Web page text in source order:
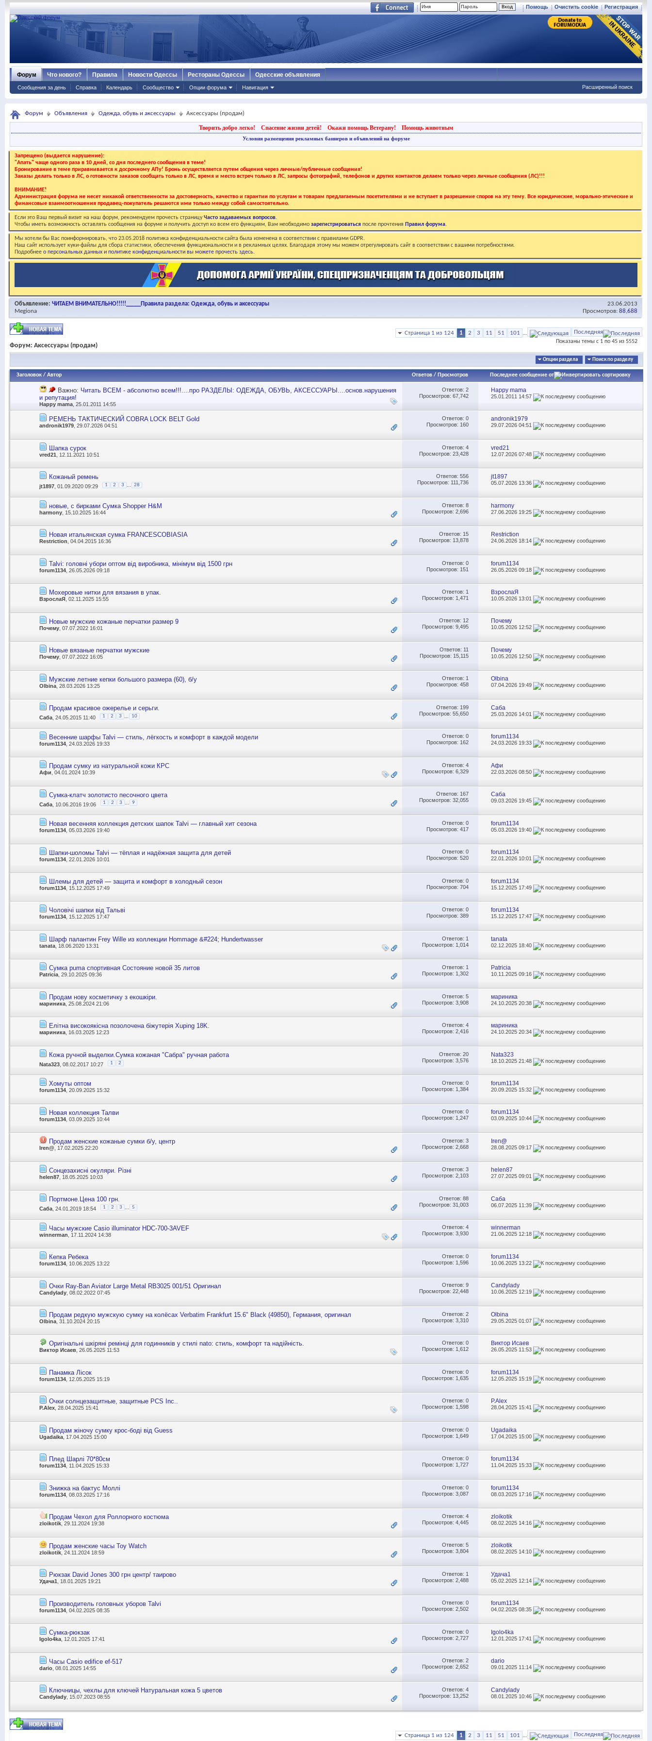
Регистрация
Очистить cookie
Помощь
Форум
Сообщения за день Справка Календарь Сообщество Опции форума Навигация
Что нового? Правила Новости Одессы Рестораны Одессы Одесские объявления
Расширенный поиск
Форум Объявления Одежда, обувь и аксессуары Аксессуары (продам)
Творить добро легко! Спасение жизни детей! Окажи помощь Ветерану! Помощь животным
Условия размещения рекламных баннеров и объявлений на форуме
Запрещено (выдается нарушение):
"Апать" чаще одного раза в 10 дней, со дня последнего сообщения в теме!
Бронирование в теме приравнивается к досрочному АПу! Бронь осуществляется путем общения через личные/публичные сообщения!
Заказы делать только в ЛС, о готовности заказов сообщать только в ЛС, время и место встреч только в ЛС, запросы фотографий, телефонов и других контактов делаем только через личные сообщения (ЛС)!!!
ВНИМАНИЕ!
Администрация форума не несет никакой ответственности за достоверность, качество и гарантии по услугам и товарам предлагаемым посетителями и не вступает в разрешение споров на эту тему. Все юридические, морально-этические и
финансовые взаимоотношения продавец-покупатель решаются ими только между собой самостоятельно.
Если это Ваш первый визит на наш форум, рекомендуем прочесть страницуЧасто задаваемых вопросов.
Чтобы иметь возможность оставлять сообщения на форуме и получить доступ ко всем его функциям, Вам необходимо зарегистрироваться после прочтения Правил форума.
Мы хотели бы Вас поинформировать, что 23.05.2018 политика конфиденциальности сайта была изменена в соответствии с правилами GDPR.
Наш сайт использует куки-файлы для сбора статистики, обеспечения функциональности и в рекламных целях. Благодаря этому мы можем отрегулировать сайт в соответствии с вашими потребностями.
Подробнее о персональных данных и политике конфиденциальности вы можете прочесть здесь.
Объявление: ЧИТАЕМ ВНИМАТЕЛЬНО!!!!!_____Правила раздела: Одежда, обувь и аксессуары
Megiona
23.06.2013
Просмотров: 88,688
Страница 1 из 124 1 2 3 11 51 101 ... Последняя
Показаны темы с 1 по 45 из 5552
Форум: Аксессуары (продам)
Опции раздела Поиск по разделу
Заголовок / Автор Ответов/ Просмотров Последнее сообщение от
Важно: Читать ВСЕМ - абсолютно всем!!!....про РАЗДЕЛЫ: ОДЕЖДА, ОБУВЬ, АКСЕССУАРЫ....основ.нарушения
и репутация!
Happy mama , 25.01.2011 14:55
Ответов: 2
Просмотров: 67,742
Happy mama
25.01.2011 14:57
РЕМЕНЬ ТАКТИЧЕСКИЙ COBRA LOCK BELT Gold
andronik1979, 29.07.2026 04:51
Ответов: 0
Просмотров: 160
andronik1979
29.07.202604:51
Шапка сурок
vred21 , 12.11.2021 10:51
Ответов: 4
Просмотров: 23,428
vred21
12.07.202607:48
Кожаный ремень
jt1897 , 01.09.2020 09:29 1 2 3 28
Ответов: 556
Просмотров: 111,736
jt1897
05.07.2026 13:36
новые, с бирками Сумка Shopper H&M
harmony , 15.10.2025 16:44
Ответов: 8
Просмотров: 2,696
harmony
27.06.2026 19:25
Новая итальянская сумка FRANCESCOBIASIA
Restriction , 04.04.2015 16:36
Ответов: 15
Просмотров: 13,878
Restriction
24.06.2026 18:14
Talvi: головні убори оптом від виробника, мінімум від 1500 грн
forum1134 , 26.05.2026 09:18
Ответов: 0
Просмотров: 151
forum1134
26.05.202609:18
Мохеровые нитки для вязания в упак.
ВзрослаЯ , 02.11.2025 15:55
Ответов: 1
Просмотров: 1,471
ВзрослаЯ
10.05.2026 13:01
Новые мужские кожаные перчатки размер 9
Почему , 07.07.2022 16:01
Ответов: 12
Просмотров: 9,495
Почему
10.05.202612:52
Новые вязаные перчатки мужские
Почему , 07.07.2022 16:05
Ответов: 11
Просмотров: 15,115
Почему
10.05.2026 12:50
Мужские летние кепки большого размера (60), б/у
Olbina , 28.03.2026 13:25
Ответов: 1
Просмотров: 458
Olbina
07.04.202619:49
Продам красивое ожерелье и серьги.
Саба , 24.05.2015 11:40 1 2 3 10
Ответов: 199
Просмотров: 55,650
Саба
25.03.2026 14:01
Весенние шарфы Talvi — стиль, лёгкость и комфорт в каждой модели
forum1134 , 24.03.2026 19:33
Ответов: 0
Просмотров: 162
forum1134
24.03.2026 19:33
Продам сумку из натуральной кожи КРС
Афи , 04.01.2024 10:39
Ответов: 4
Просмотров: 6,329
Афи
22.03.202608:50
Сумка-клатч золотисто песочного цвета
Саба , 10.06.2016 19:06 1 2 3 9
Ответов: 167
Просмотров: 32,055
Саба
09.03.2026 19:45
Новая весенняя коллекция детских шапок Talvi — главный хит сезона
forum1134 , 05.03.2026 19:40
Ответов: 0
Просмотров: 417
forum1134
05.03.2026 19:40
Шапки‑шоломы Talvi — тёплая и надёжная защита для детей
forum1134 , 22.01.2026 10:01
Ответов: 0
Просмотров: 520
forum1134
22.01.2026 10:01
Шлемы для детей — защита и комфорт в холодный сезон
forum1134 , 15.12.2025 17:49
Ответов: 0
Просмотров: 704
forum1134
15.12.2025 17:49
Чоловічі шапки від Тальві
forum1134, 15.12.2025 17:47
Ответов: 0
Просмотров: 389
forum1134
15.12.2025 17:47
Шарф палантин Frey Wille из коллекции Hommage &#224; Hundertwasser
tanata , 18.06.2020 13:31
Ответов: 1
Просмотров: 1,014
tanata
02.12.2025 18:40
Сумка puma спортивная Состояние новой 35 литов
Patricia , 29.10.2025 09:36
Ответов: 1
Просмотров: 1,302
Patricia
10.11.202509:16
Продам нову косметичку з екошкіри.
мариника , 25.08.2024 21:06
Ответов: 5
Просмотров: 3,908
мариника
24.10.202520:38
Елітна високоякісна позолочена біжутерія Xuping 18K.
мариника , 16.03.2025 12:23
Ответов: 4
Просмотров: 2,416
мариника
24.10.202520:34
Кожа ручной выделки.Сумка кожаная "Сабра" ручная работа
Nata323 , 08.02.2017 10:27 1 2
Ответов: 20
Просмотров: 3,576
Nata323
18.10.202521:48
Хомуты оптом
forum1134 , 20.09.2025 15:32
Ответов: 0
Просмотров: 1,384
forum1134
20.09.2025 15:32
Новая коллекция Талви
forum1134 , 03.09.2025 10:44
Ответов: 0
Просмотров: 1,247
forum1134
03.09.202510:44
Продам женские кожаные сумки б/у, центр
Iren@ , 17.02.2025 22:20
Ответов: 3
Просмотров: 2,668
Iren@
28.08.202509:17
Сонцезахисні окуляри. Різні
helen87 , 18.05.2025 10:03
Ответов: 3
Просмотров: 2,103
helen87
27.07.202509:01
Портмоне.Цена 100 грн.
Саба , 24.01.2019 18:54 1 2 3 5
Ответов: 88
Просмотров: 31,003
Саба
06.07.2025 11:39
Часы мужские Casio illuminator HDC-700-3AVEF
winnerman , 17.11.2024 14:38
Ответов: 4
Просмотров: 3,930
winnerman
21.06.2025 12:18
Кепка Ребека
forum1134 , 10.06.2025 13:22
Ответов: 0
Просмотров: 1,596
forum1134
10.06.2025 13:22
Очки Ray-Ban Aviator Large Metal RB3025 001/51 Оригинал
Candylady , 08.02.2022 07:45
Ответов: 9
Просмотров: 22,448
Candylady
10.06.2025 12:19
Продам редкую мужскую сумку на колёсах Verbatim Frankfurt 15.6" Black (49850), Германия, оригинал
Olbina , 31.10.2024 20:15
Ответов: 2
Просмотров: 3,310
Olbina
29.05.202501:07
Оригінальні шкіряні ремінці для годинників у стилі nato: стиль, комфорт та надійність.
Виктор Исаев, 26.05.2025 11:53
Ответов: 0
Просмотров: 1,612
Виктор Исаев
26.05.2025 11:53
Панамка Лісок
forum1134 , 12.05.2025 15:19
Ответов: 0
Просмотров: 1,635
forum1134
12.05.2025 15:19
Очки солнцезащитные, защитные PCS Inc..
P.Alex, 28.04.2025 15:41
Ответов: 0
Просмотров: 1,598
P.Alex
28.04.2025 15:41
Продам жіночу сумку крос-боді від Guess
Ugadaika , 17.04.2025 15:00
Ответов: 0
Просмотров: 1,649
Ugadaika
17.04.2025 15:00
Плед Шарлі 70*80см
forum1134 , 11.04.2025 15:33
Ответов: 0
Просмотров: 1,727
forum1134
11.04.2025 15:33
Знижка на бактус Моллі
forum1134 , 08.03.2025 17:16
Ответов: 0
Просмотров: 3,087
forum1134
08.03.2025 17:16
Продам Чехол для Роллорного костюма
zloikotik , 29.11.2024 19:38
Ответов: 4
Просмотров: 4,445
zloikotik
08.02.2025 14:16
Продам женские часы Toy Watch
zloikotik , 24.11.2024 18:59
Ответов: 5
Просмотров: 3,804
zloikotik
08.02.202514:10
Рюкзак David Jones 300 грн центр/ таирово
Удача1 , 18.01.2025 19:21
Ответов: 1
Просмотров: 2,488
Удача1
05.02.2025 12:14
Производитель головных уборов Talvi
forum1134 , 04.02.2025 08:35
Ответов: 0
Просмотров: 2,502
forum1134
04.02.202508:35
Сумка-рюкзак
Igolo4ka , 12.01.2025 17:41
Ответов: 0
Просмотров: 2,727
Igolo4ka
12.01.2025 17:41
Часы Casio edifice ef-517
dario , 08.01.2025 14:55
Ответов: 2
Просмотров: 2,652
dario
09.01.2025 11:14
Ключницы, чехлы для ключей Натуральная кожа 5 цветов
Candylady , 15.07.2023 08:55
Ответов: 4
Просмотров: 13,252
Candylady
08.01.2025 10:46
Страница 1 из 124 1 2 3 11 51 101 Последняя